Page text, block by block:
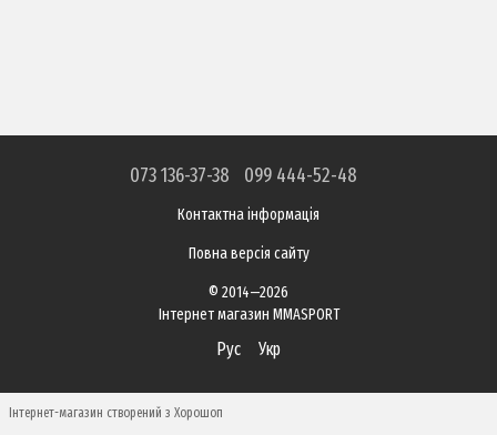
073 136-37-38 099 444-52-48
Контактна інформація
Повна версія сайту
© 2014—2026
Інтернет магазин MMASPORT
Рус Укр
Інтернет-магазин створений з Хорошоп